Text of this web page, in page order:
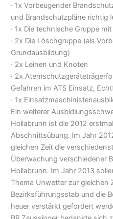
· 1x Vorbeugender
und Brandschutzpläne richtig
· 1x Die technische Gruppe
· 2x Die Löschgruppe (als
Grundausbildung)
· 2x Leinen und Knoten
· 2x
Gefahren im ATS Einsatz,
· 1x
Ein weiterer
Hollabrunn ist die 2012
Abschnittsübung. Im Jahr
gleichen Zeit die
Überwachung verschiedener
Hollabrunn. Im Jahr 2013
Thema Unwetter zur gleichen
Bezirksführungsstab und die
heuer verstärkt gefordert